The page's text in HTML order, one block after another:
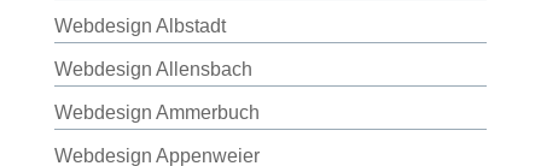
Webdesign Albstadt
Webdesign Allensbach
Webdesign Ammerbuch
Webdesign Appenweier